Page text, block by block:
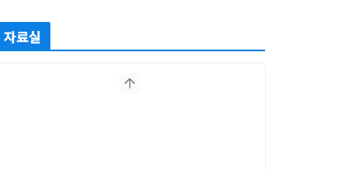
자료실